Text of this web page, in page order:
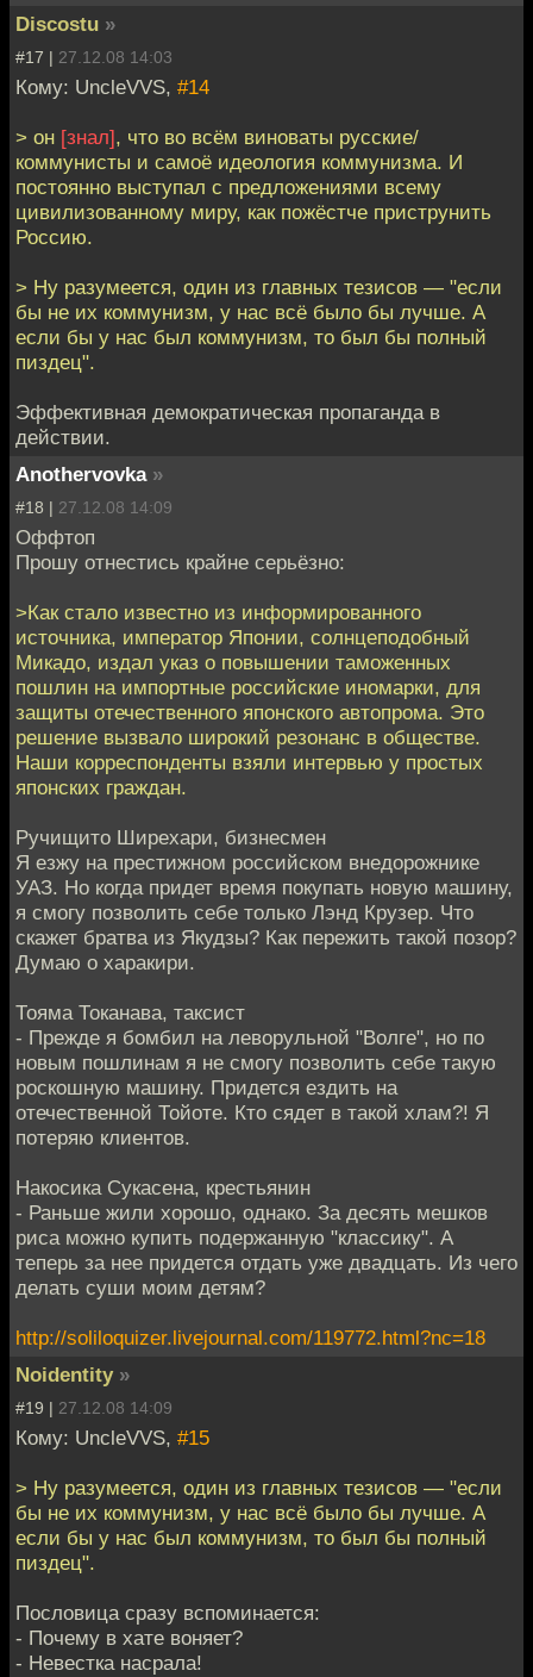
Discostu »
#17 | 27.12.08 14:03
Кому: UncleVVS, #14
> он [знал], что во всём виноваты русские/
коммунисты и самоё идеология коммунизма. И
постоянно выступал с предложениями всему
цивилизованному миру, как пожёстче приструнить
Россию.
> Ну разумеется, один из главных тезисов — "если
бы не их коммунизм, у нас всё было бы лучше. А
если бы у нас был коммунизм, то был бы полный
пиздец".
Эффективная демократическая пропаганда в
действии.
Anothervovka »
#18 | 27.12.08 14:09
Оффтоп
Прошу отнестись крайне серьёзно:
>Как стало известно из информированного
источника, император Японии, солнцеподобный
Микадо, издал указ о повышении таможенных
пошлин на импортные российские иномарки, для
защиты отечественного японского автопрома. Это
решение вызвало широкий резонанс в обществе.
Наши корреспонденты взяли интервью у простых
японских граждан.
Ручищито Ширехари, бизнесмен
Я езжу на престижном российском внедорожнике
УАЗ. Но когда придет время покупать новую машину,
я смогу позволить себе только Лэнд Крузер. Что
скажет братва из Якудзы? Как пережить такой позор?
Думаю о харакири.
Тояма Токанава, таксист
- Прежде я бомбил на леворульной "Волге", но по
новым пошлинам я не смогу позволить себе такую
роскошную машину. Придется ездить на
отечественной Тойоте. Кто сядет в такой хлам?! Я
потеряю клиентов.
Накосика Сукасена, крестьянин
- Раньше жили хорошо, однако. За десять мешков
риса можно купить подержанную "классику". А
теперь за нее придется отдать уже двадцать. Из чего
делать суши моим детям?
http://soliloquizer.livejournal.com/119772.html?nc=18
Noidentity »
#19 | 27.12.08 14:09
Кому: UncleVVS, #15
> Ну разумеется, один из главных тезисов — "если
бы не их коммунизм, у нас всё было бы лучше. А
если бы у нас был коммунизм, то был бы полный
пиздец".
Пословица сразу вспоминается:
- Почему в хате воняет?
- Невестка насрала!